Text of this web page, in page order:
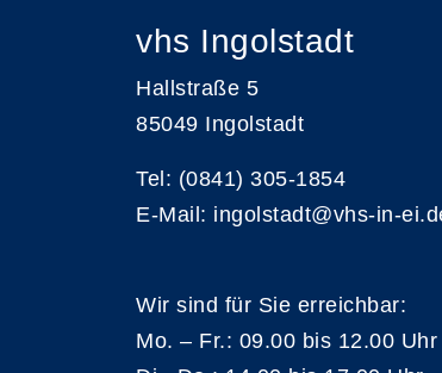
vhs Ingolstadt
Hallstraße 5
85049 Ingolstadt
Tel: (0841) 305-1854
E-Mail: ingolstadt@vhs-in-
Wir sind für Sie erreichbar:
Mo. – Fr.: 09.00 bis 12.00 Uhr